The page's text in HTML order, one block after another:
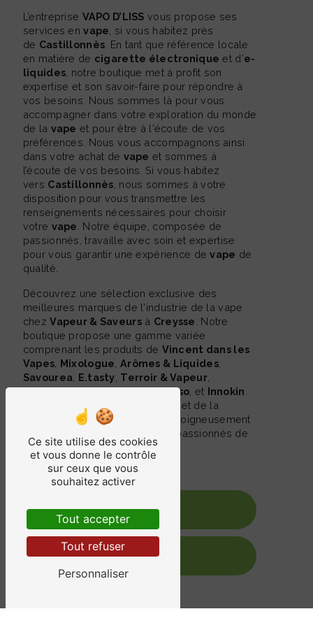
L’entreprise VAPO D’LISS vous propose ses
services envape , si vous habitez près
de Castillonnès . En tant que référence locale
en matière de cigarette électronique et d'e-
liquides , notre boutique met à profit son
expertise et son savoir-faire pour répondre à
vos besoins. Nous sommes là pour vous
accompagner dans votre exploration du monde
de la vape et pour être à l'écoute de vos
préférences. Nous vous accompagnons ainsi
dans votre achat de vape et sommes à
l’écoute de vos besoins. Si vous habitez
vers Castillonnès , nous sommes à votre
disposition pour vous transmettre les
renseignements nécessaires pour choisir
votre vape . Notre équipe, composée de
passionnés, travaille avec soin et expertise
pour vous garantir une expérience devape de
qualité.
Découvrez une sélection exclusive des
meilleures marques de l'industrie de la vape
chezVapeur & Saveursà Creysse . Notre
boutique propose une gamme variée
comprenant les produits de Vincent dans les
Vapes Mixologue Arômes & Liquides,
Savourea E.tasty Terroir & Vapeur,
Liquideo,Geekvape,Vaporesso , et Innokin
Faites l'expérience de la qualité et de la
diversité avec notre collection soigneusement
choisie pour satisfaire tous les passionnés de
la vape.
En savoir plus
Contactez-nous
Ce site utilise des cookies
et vous donne le contrôle
sur ceux que vous
souhaitez activer
Tout accepter
Tout refuser
Personnaliser